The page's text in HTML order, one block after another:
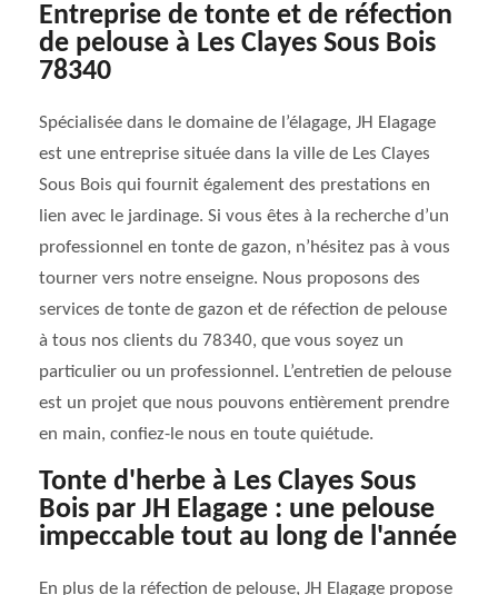
Entreprise de tonte et de réfection
de pelouse à Les Clayes Sous Bois
78340
Spécialisée dans le domaine de l’élagage, JH Elagage
est une entreprise située dans la ville de Les Clayes
Sous Bois qui fournit également des prestations en
lien avec le jardinage. Si vous êtes à la recherche d’un
professionnel en tonte de gazon, n’hésitez pas à vous
tourner vers notre enseigne. Nous proposons des
services de tonte de gazon et de réfection de pelouse
à tous nos clients du 78340, que vous soyez un
particulier ou un professionnel. L’entretien de pelouse
est un projet que nous pouvons entièrement prendre
en main, confiez-le nous en toute quiétude.
Tonte d'herbe à Les Clayes Sous
Bois par JH Elagage : une pelouse
impeccable tout au long de l'année
En plus de la réfection de pelouse, JH Elagage propose